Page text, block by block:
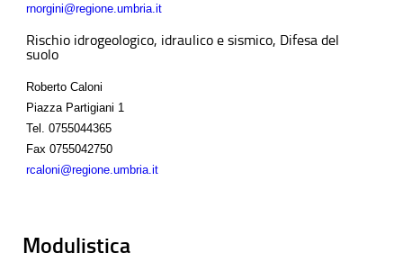
rnorgini@regione.umbria.it
Rischio idrogeologico, idraulico e sismico, Difesa del
suolo
Roberto Caloni
Piazza Partigiani 1
Tel.
0755044365
Fax 0755042750
rcaloni@regione.umbria.it
Modulistica